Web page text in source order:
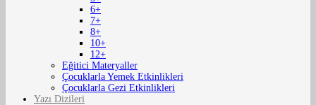
6+
7+
8+
10+
12+
Eğitici Materyaller
Çocuklarla Yemek Etkinlikleri
Çocuklarla Gezi Etkinlikleri
Yazı Dizileri